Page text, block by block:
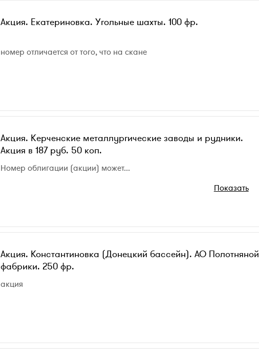
Акция. Екатериновка. Угольные шахты. 100 фр.
номер отличается от того, что на скане
Акция. Керченские металлургические заводы и рудники.
Акция в 187 руб. 50 коп.
Номер облигации (акции) может...
Показать
Акция. Константиновка (Донецкий бассейн). АО Полотняной
фабрики. 250 фр.
акция